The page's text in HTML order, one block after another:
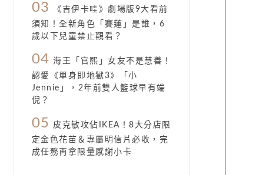
03
《吉伊卡哇》劇場版9大看前
須知！全新角色「賽蓮」是誰，6
歲以下兒童禁止觀看？
04 海王「官熙」女友不是慧善！
認愛《單身即地獄3》「小
Jennie」，2年前雙人籃球早有端
倪？
05
皮克敏攻佔IKEA！8大分店限
定金色花苗＆專屬明信片必收，完
成任務再拿限量感謝小卡